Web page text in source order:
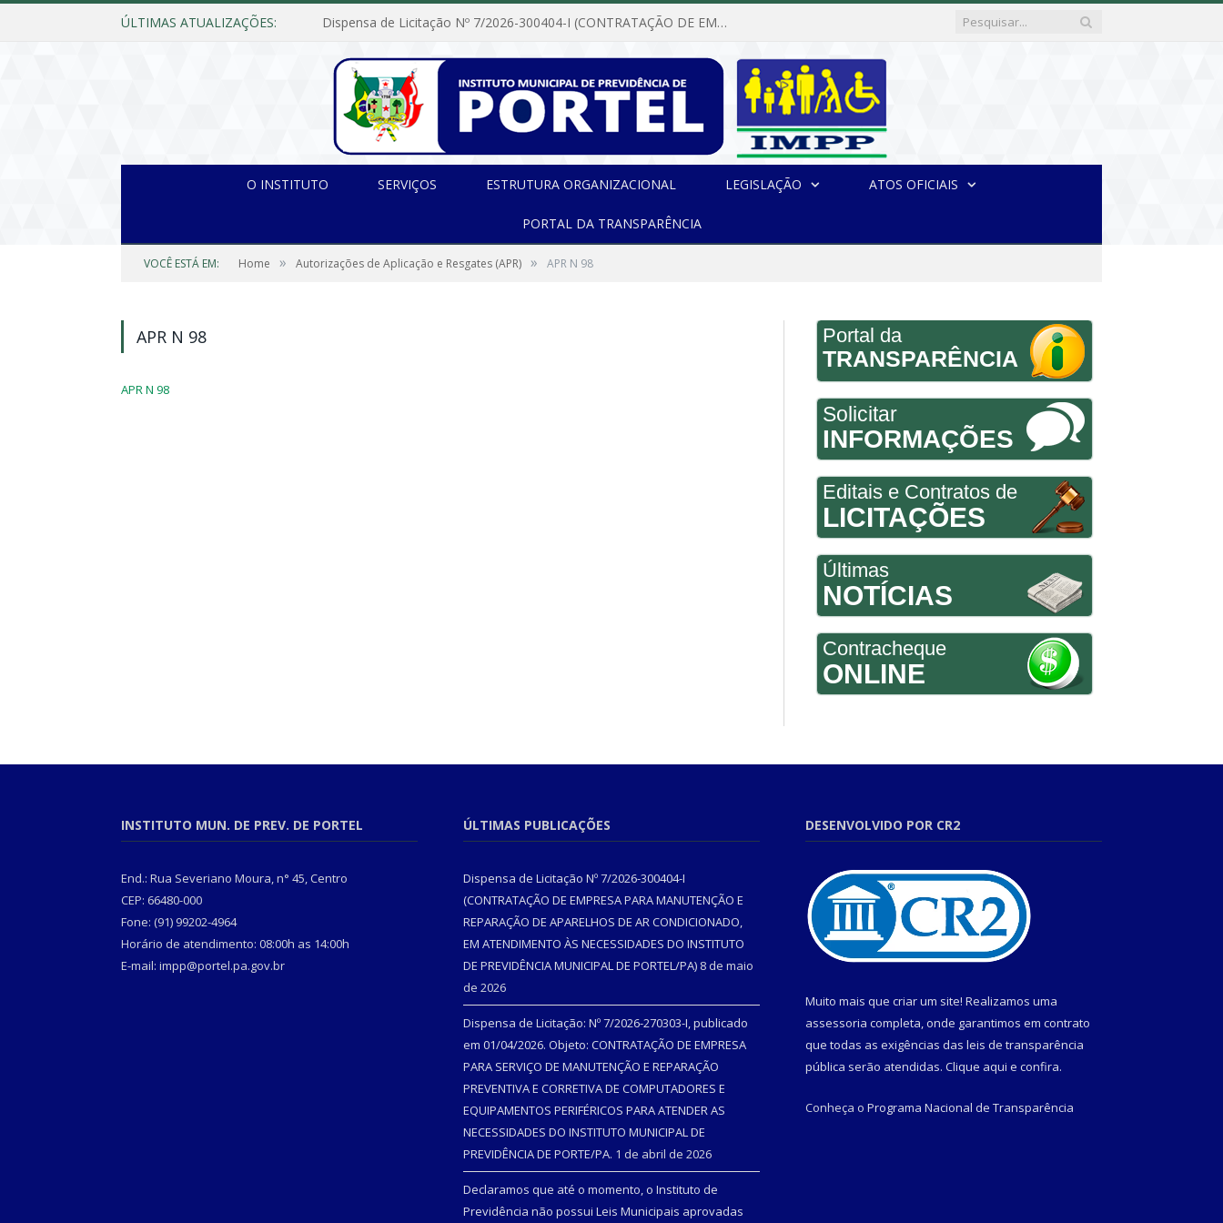
ÚLTIMAS ATUALIZAÇÕES: Dispensa de Licitação Nº 7/2026-300404-I (CONTRATAÇÃO DE EMPRESA PARA MANUTENÇÃO E REPARAÇÃO DE APARELHOS DE AR CONDICIONADO, EM ATENDIMENTO ÀS NECESSIDADES DO INSTITUTO DE PREVIDÊNCIA MUNICIPAL DE PORTEL/PA)
O INSTITUTO SERVIÇOS ESTRUTURA ORGANIZACIONAL LEGISLAÇÃO ATOS OFICIAIS
PORTAL DA TRANSPARÊNCIA
VOCÊ ESTÁ EM: Home » Autorizações de Aplicação e Resgates (APR) » APR N 98
APR N 98
APR N 98
Portal da
TRANSPARÊNCIA
Solicitar
INFORMAÇÕES
Editais e Contratos de
LICITAÇÕES
Últimas
NOTÍCIAS
Contracheque
ONLINE
INSTITUTO MUN. DE PREV. DE PORTEL
End.: Rua Severiano Moura, n° 45, Centro
CEP: 66480-000
Fone: (91) 99202-4964
Horário de atendimento: 08:00h as 14:00h
E-mail: impp@portel.pa.gov.br
ÚLTIMAS PUBLICAÇÕES
Dispensa de Licitação Nº 7/2026-300404-I
(CONTRATAÇÃO DE EMPRESA PARA MANUTENÇÃO E
REPARAÇÃO DE APARELHOS DE AR CONDICIONADO,
EM ATENDIMENTO ÀS NECESSIDADES DO INSTITUTO
DE PREVIDÊNCIA MUNICIPAL DE PORTEL/PA) 8 de maio
de 2026
Dispensa de Licitação: Nº 7/2026-270303-I, publicado
em 01/04/2026. Objeto: CONTRATAÇÃO DE EMPRESA
PARA SERVIÇO DE MANUTENÇÃO E REPARAÇÃO
PREVENTIVA E CORRETIVA DE COMPUTADORES E
EQUIPAMENTOS PERIFÉRICOS PARA ATENDER AS
NECESSIDADES DO INSTITUTO MUNICIPAL DE
PREVIDÊNCIA DE PORTE/PA. 1 de abril de 2026
Declaramos que até o momento, o Instituto de
Previdência não possui Leis Municipais aprovadas
DESENVOLVIDO POR CR2
Muito mais que criar um site! Realizamos uma
assessoria completa, onde garantimos em contrato
que todas as exigências das leis de transparência
pública serão atendidas. Clique aqui e confira.
Conheça o Programa Nacional de Transparência